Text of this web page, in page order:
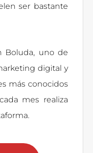
ser bastante
Boluda, uno de
digital y
más conocidos
mes realiza